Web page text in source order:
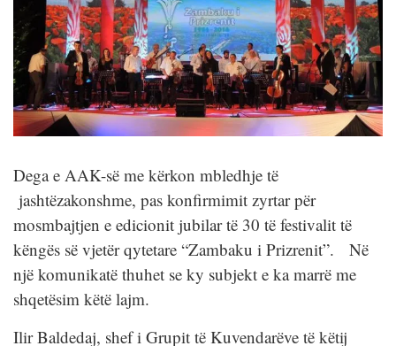
Dega e AAK-së me kërkon mbledhje të
jashtëzakonshme, pas konfirmimit zyrtar për
mosmbajtjen e edicionit jubilar të 30 të festivalit të
këngës së vjetër qytetare “Zambaku i Prizrenit”. Në
një komunikatë thuhet se ky subjekt e ka marrë me
shqetësim këtë lajm.
Ilir Baldedaj, shef i Grupit të Kuvendarëve të këtij